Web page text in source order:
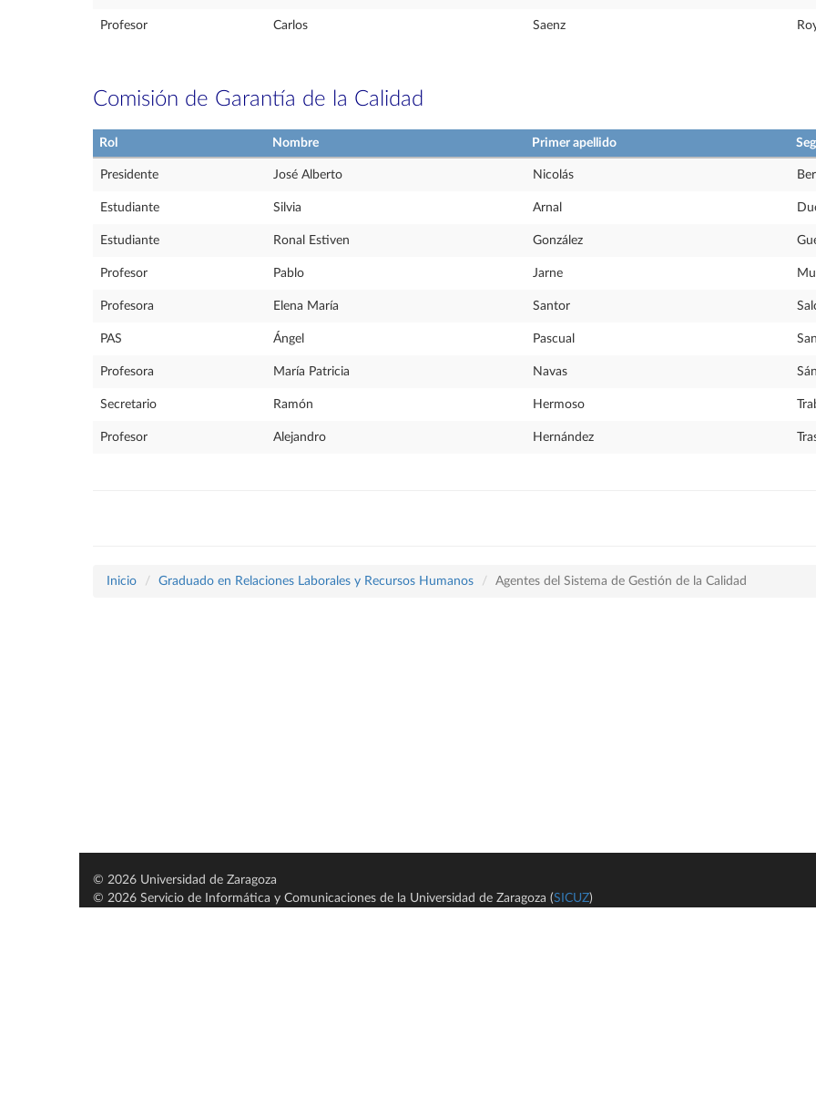
Profesor Carlos Saenz
Comisión de Garantía de la Calidad
Rol Nombre Primer apellido
Presidente José Alberto Nicolás
Estudiante Silvia Arnal
Estudiante Ronal Estiven González
Profesor Pablo Jarne
Profesora Elena María Santor
PAS Ángel Pascual
Profesora María Patricia Navas
Secretario Ramón Hermoso
Profesor Alejandro Hernández
Inicio Graduado en Relaciones Laborales y Recursos Humanos Agentes del Sistema de Gestión de la Calidad
© 2026 Universidad de Zaragoza
© 2026 Servicio de Informática y Comunicaciones de la Universidad de Zaragoza (SICUZ)